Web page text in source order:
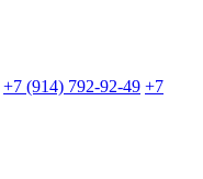
+7 (914) 792-92-49 +7